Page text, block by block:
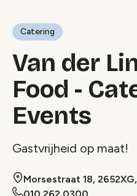
Catering
Van der
Food -
Events
Gastvrijheid op maat!
Morsestraat 18,
010 262 0300